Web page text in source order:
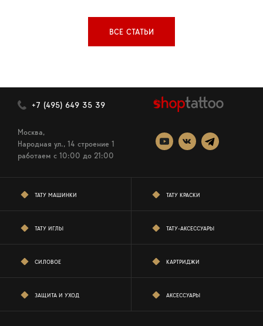
ВСЕ СТАТЬИ
+7 (495) 649 35 39
Москва,
Народная ул., 14 строение 1
работаем c 10:00 до 21:00
ТАТУ МАШИНКИ ТАТУ КРАСКИ
ТАТУ ИГЛЫ ТАТУ-АКСЕССУАРЫ
СИЛОВОЕ КАРТРИДЖИ
ЗАЩИТА И УХОД АКСЕССУАРЫ